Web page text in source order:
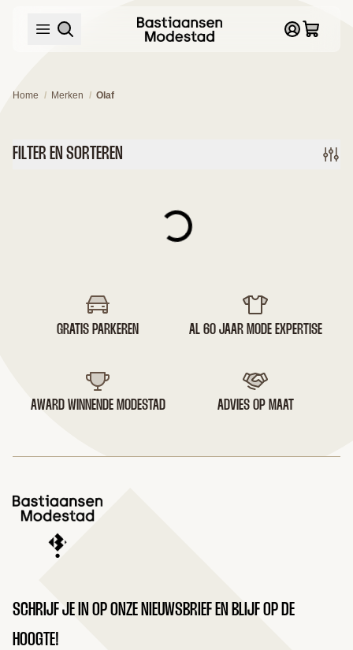
Home / Merken / Olaf
FILTER EN SORTEREN
GRATIS PARKEREN AL 60 JAAR MODE EXPERTISE
AWARD WINNENDE MODESTAD ADVIES OP MAAT
SCHRIJF JE IN OP ONZE NIEUWSBRIEF EN BLIJF OP DE
HOOGTE!